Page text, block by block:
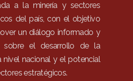
a la minería y sectores
del país, con el objetivo
un diálogo informado y
sobre el desarrollo de la
nivel nacional y el potencial
estratégicos.